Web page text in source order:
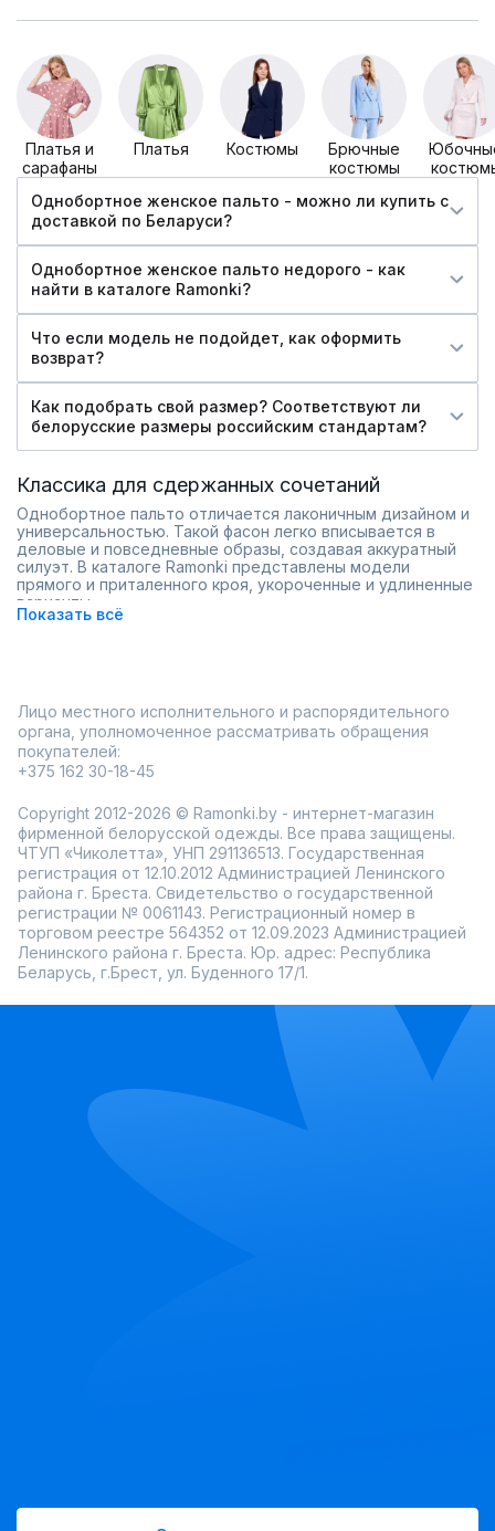
Платья и
сарафаны
Платья Костюмы
Брючные
костюмы
Однобортное женское пальто - можно ли купить c
доставкой по Беларуси?
Однобортное женское пальто недорого - как
найти в каталоге Ramonki?
Что если модель не подойдет, как оформить
возврат?
Как подобрать свой размер? Соответствуют ли
белорусские размеры российским стандартам?
Классика для сдержанных сочетаний
Однобортное пальто отличается лаконичным дизайном и
универсальностью. Такой фасон легко вписывается в
деловые и повседневные образы, создавая аккуратный
силуэт. В каталоге Ramonki представлены модели
прямого и приталенного кроя, укороченные и удлиненные
варианты.
Однобортная застежка выглядит минималистично и
актуальные фасоны;
широкий размерный ряд;
примерка перед покупкой;
удобная доставка по России.
модель по привлекательной цене. Однобортное пальто —
практичный вариант для аккуратного и продуманного
гардероба.
Показать всё
Лицо местного исполнительного и распорядительного
органа, уполномоченное рассматривать обращения
покупателей:
+375 162 30-18-45
Copyright 2012-2026 © Ramonki.by - интернет-магазин
фирменной белорусской одежды. Все права защищены.
ЧТУП «Чиколетта», УНП 291136513. Государственная
регистрация от 12.10.2012 Администрацией Ленинского
района г. Бреста. Свидетельство о государственной
регистрации № 0061143. Регистрационный номер в
торговом реестре 564352 от 12.09.2023 Администрацией
Ленинского района г. Бреста. Юр. адрес: Республика
Беларусь, г.Брест, ул. Буденного 17/1.